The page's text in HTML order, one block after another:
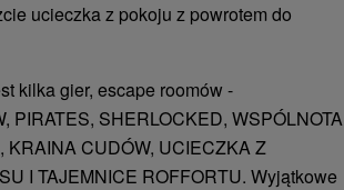
ucieczka z pokoju z powrotem do
kilka gier, escape roomów -
PIRATES, SHERLOCKED, WSPÓLNOTA
KRAINA CUDÓW, UCIECZKA Z
I TAJEMNICE ROFFORTU. Wyjątkowe